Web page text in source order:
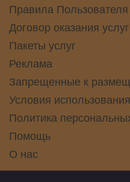
Правила Пользователя
Договор оказания услуг
Пакеты услуг
Реклама
Запрещенные к
Условия
Политика
Помощь
О нас